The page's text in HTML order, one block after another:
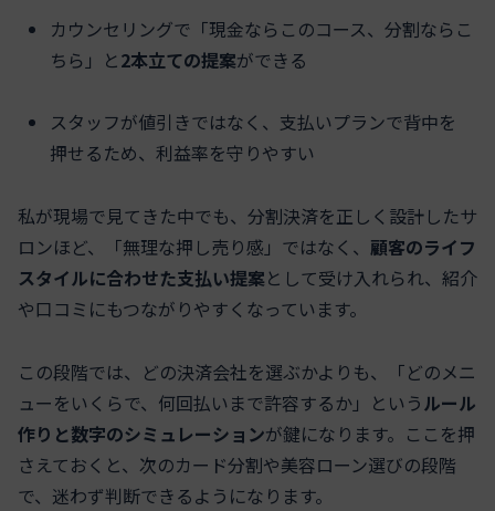
カウンセリングで「現金ならこのコース、分割ならこ
ちら」と2本立ての提案ができる
スタッフが値引きではなく、支払いプランで背中を
押せるため、利益率を守りやすい
私が現場で見てきた中でも、分割決済を正しく設計したサ
ロンほど、「無理な押し売り感」ではなく、 顧客のライフ
スタイルに合わせた支払い提案として受け入れられ、紹介
や口コミにもつながりやすくなっています。
この段階では、どの決済会社を選ぶかよりも、「どのメニ
ューをいくらで、何回払いまで許容するか」というルール
作りと数字のシミュレーションが鍵になります。ここを押
さえておくと、次のカード分割や美容ローン選びの段階
で、迷わず判断できるようになります。